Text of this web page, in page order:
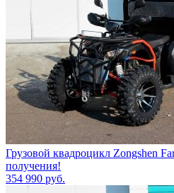
Грузовой квадроцикл Zongshen
получения!
354 990 руб.